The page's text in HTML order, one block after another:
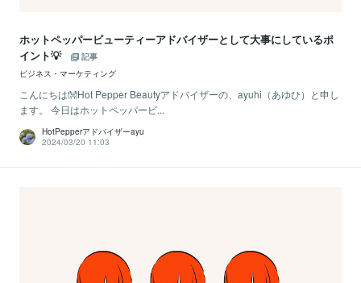
ホットペッパービューティーアドバイザーとして大事にしているポ
イント💡
記事
ビジネス・マーケティング
こんにちは👐Hot Pepper Beautyアドバイザーの、ayuhi（あゆひ）と申し
ます。 今日はホットペッパービ...
HotPepperアドバイザーayu
2024/03/20 11:03